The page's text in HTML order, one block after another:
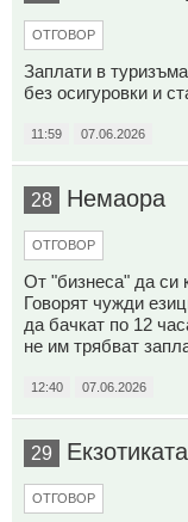
ОТГОВОР
Заплати в
без осигуровки и
11:59 07.06.2026
28 Немаора
ОТГОВОР
От "бизнеса" да си
Говорят чужди
да бачкат по 12
не им трябват
12:40 07.06.2026
29
ОТГОВОР